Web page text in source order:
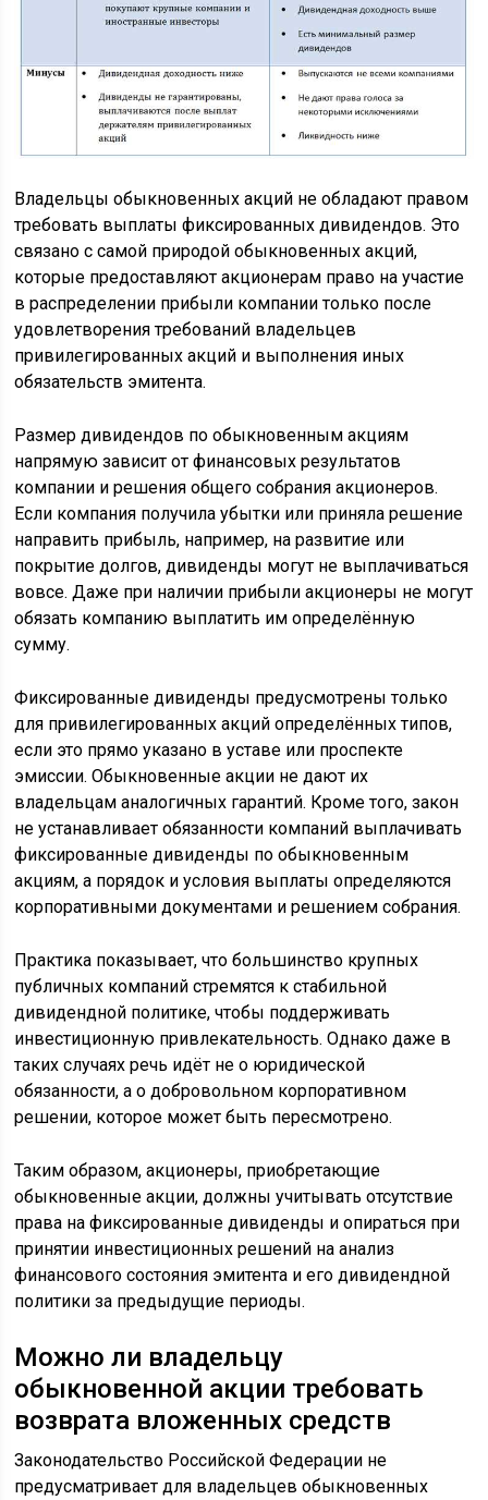
Владельцы обыкновенных акций не обладают правом
требовать выплаты фиксированных дивидендов. Это
связано с самой природой обыкновенных акций,
которые предоставляют акционерам право на участие
в распределении прибыли компании только после
удовлетворения требований владельцев
привилегированных акций и выполнения иных
обязательств эмитента.
Размер дивидендов по обыкновенным акциям
напрямую зависит от финансовых результатов
компании и решения общего собрания акционеров.
Если компания получила убытки или приняла решение
направить прибыль, например, на развитие или
покрытие долгов, дивиденды могут не выплачиваться
вовсе. Даже при наличии прибыли акционеры не могут
обязать компанию выплатить им определённую
сумму.
Фиксированные дивиденды предусмотрены только
для привилегированных акций определённых типов,
если это прямо указано в уставе или проспекте
эмиссии. Обыкновенные акции не дают их
владельцам аналогичных гарантий. Кроме того, закон
не устанавливает обязанности компаний выплачивать
фиксированные дивиденды по обыкновенным
акциям, а порядок и условия выплаты определяются
корпоративными документами и решением собрания.
Практика показывает, что большинство крупных
публичных компаний стремятся к стабильной
дивидендной политике, чтобы поддерживать
инвестиционную привлекательность. Однако даже в
таких случаях речь идёт не о юридической
обязанности, а о добровольном корпоративном
решении, которое может быть пересмотрено.
Таким образом, акционеры, приобретающие
обыкновенные акции, должны учитывать отсутствие
права на фиксированные дивиденды и опираться при
принятии инвестиционных решений на анализ
финансового состояния эмитента и его дивидендной
политики за предыдущие периоды.
Можно ли владельцу
обыкновенной акции требовать
возврата вложенных средств
Законодательство Российской Федерации не
предусматривает для владельцев обыкновенных